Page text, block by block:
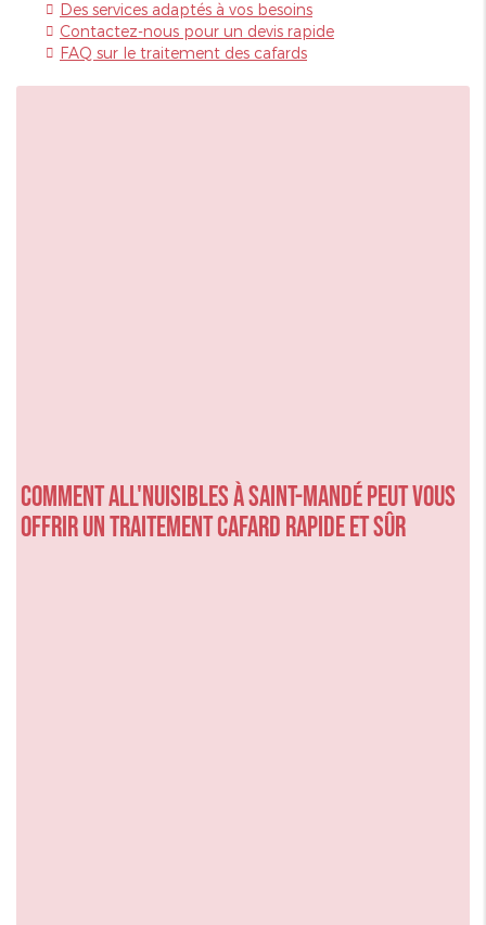
Des services adaptés à vos besoins
Contactez-nous pour un devis rapide
FAQ sur le traitement des cafards
Comment ALL'NUISIBLES à Saint-Mandé peut vous
offrir un traitement cafard rapide et sûr